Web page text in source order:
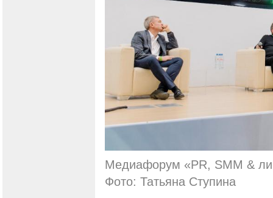
Медиафорум «PR, SMM &
Фото: Татьяна Ступина